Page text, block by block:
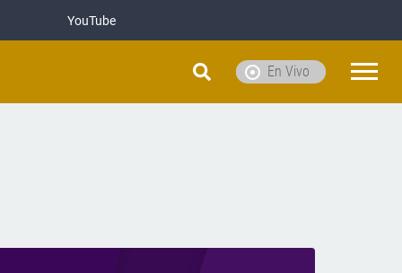
YouTube
En Vivo